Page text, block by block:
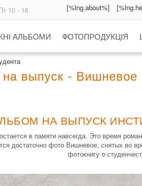
10 - 18 [%lng.about%]
АЛЬБОМИ ФОТОПРОДУКЦІЯ
выпуск - Вишневое
НА ВЫПУСК
в памяти навсегда. Это время
достаточно фото Вишневое, снятых
фотокнигу о